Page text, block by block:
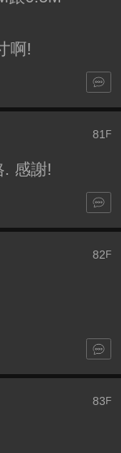
啊!
81 F
. 感謝!
82F
83F